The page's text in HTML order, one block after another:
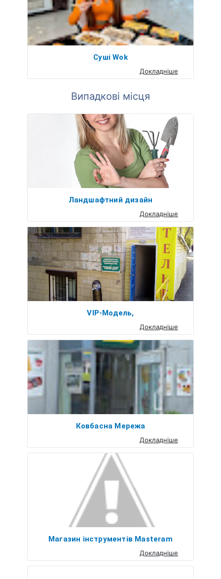
Суші Wok
Докладніше
Випадкові місця
Ландшафтний дизайн
Докладніше
VIP-Модель,
Докладніше
Ковбасна Мережа
Докладніше
Магазин інструментів Masteram
Докладніше